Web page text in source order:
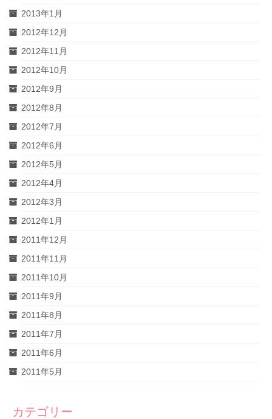
2013年1月
2012年12月
2012年11月
2012年10月
2012年9月
2012年8月
2012年7月
2012年6月
2012年5月
2012年4月
2012年3月
2012年1月
2011年12月
2011年11月
2011年10月
2011年9月
2011年8月
2011年7月
2011年6月
2011年5月
カテゴリー